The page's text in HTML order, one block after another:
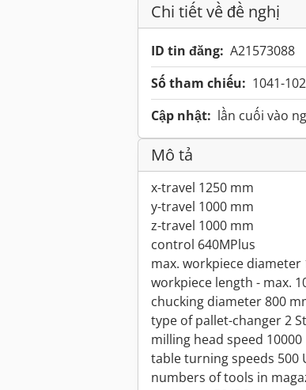
Chi tiết về đề nghị
ID tin đăng: A21573088
Số tham chiếu: 1041-
Cập nhật: lần cuối vào
Mô tả
x-travel 1250 mm
y-travel 1000 mm
z-travel 1000 mm
control 640MPlus
max. workpiece diameter
workpiece length - max.
chucking diameter 800
type of pallet-changer 2
milling head speed
table turning speeds 500
numbers of tools in